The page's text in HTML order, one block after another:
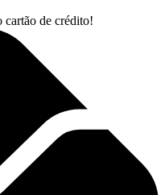
cartão de crédito!